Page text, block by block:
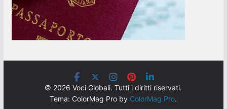
© 2026 Voci Globali. Tutti i diritti riservati.
Tema: ColorMag Pro by ColorMag Pro.